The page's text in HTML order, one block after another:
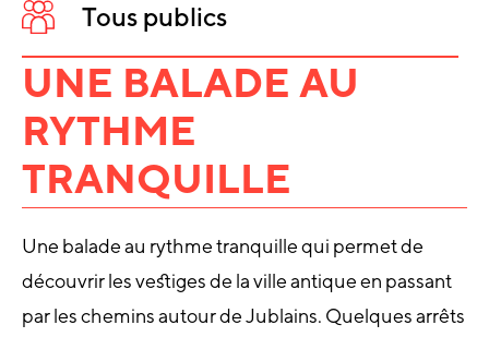
Public
:
Tous publics
UNE BALADE AU
RYTHME
TRANQUILLE
Une balade au rythme tranquille qui permet de
découvrir les vestiges de la ville antique en passant
par les chemins autour de Jublains. Quelques arrêts